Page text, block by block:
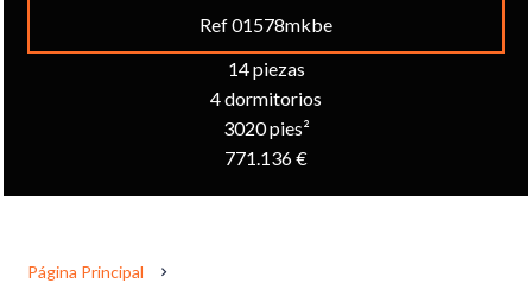
Ref 01578mkbe
14 piezas
4 dormitorios
3020 pies²
771.136 €
Página Principal